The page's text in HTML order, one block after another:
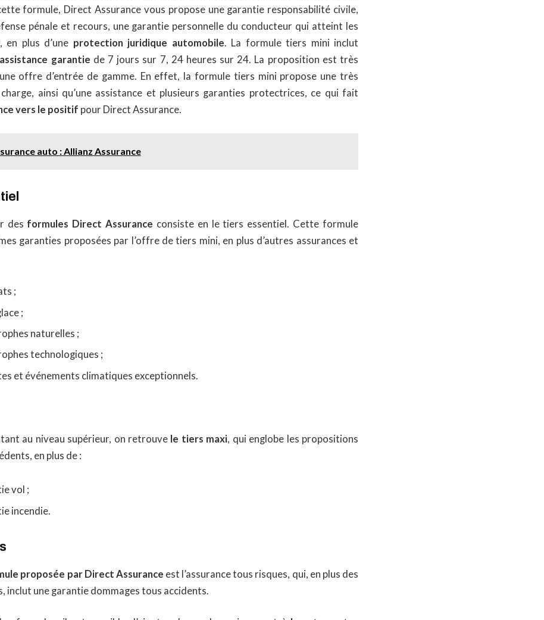
formule, Direct Assurance vous propose une garantie responsabilité civile,
pénale et recours, une garantie personnelle du conducteur qui atteint les
plus d’une protection juridique automobile. La formule tiers mini inclut
garantie de 7 jours sur 7, 24 heures sur 24. La proposition est très
offre d’entrée de gamme. En effet, la formule tiers mini propose une très
ainsi qu’une assistance et plusieurs garanties protectrices, ce qui fait
vers le positif pour Direct Assurance.
auto : Allianz Assurance
des formules Direct Assurance consiste en le tiers essentiel. Cette formule
garanties proposées par l’offre de tiers mini, en plus d’autres assurances et
;
;
naturelles ;
technologiques ;
et événements climatiques exceptionnels.
au niveau supérieur, on retrouve le tiers maxi, qui englobe les propositions
en plus de :
vol ;
incendie.
proposée par Direct Assurance est l’assurance tous risques, qui, en plus des
inclut une garantie dommages tous accidents.